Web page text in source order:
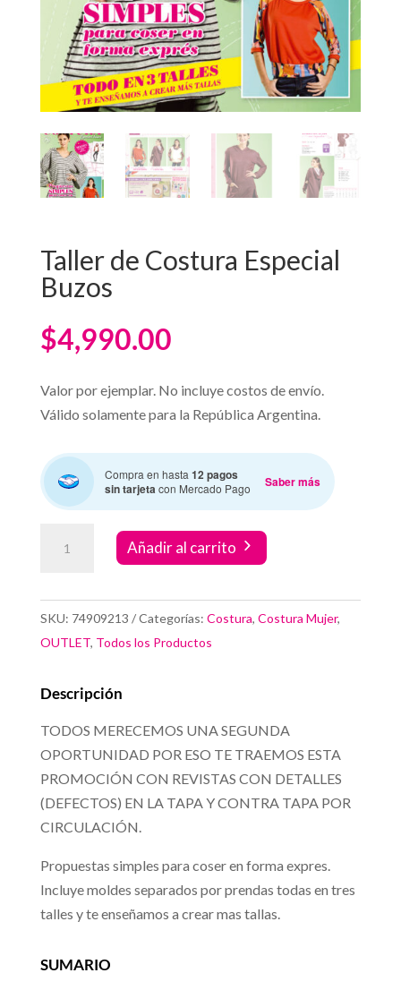
Taller de Costura Especial
Buzos
$4,990.00
Valor por ejemplar. No incluye costos de envío.
Válido solamente para la República Argentina.
Compra en hasta12 pagos
sin tarjetacon Mercado Pago Saber más
Añadir al carrito
SKU: 74909213 Categorías: Costura, Costura Mujer,
OUTLET, Todos los Productos
Descripción
TODOS MERECEMOS UNA SEGUNDA
OPORTUNIDAD POR ESO TE TRAEMOS ESTA
PROMOCIÓN CON REVISTAS CON DETALLES
(DEFECTOS) EN LA TAPA Y CONTRA TAPA POR
CIRCULACIÓN.
Propuestas simples para coser en forma expres.
Incluye moldes separados por prendas todas en tres
talles y te enseñamos a crear mas tallas.
SUMARIO